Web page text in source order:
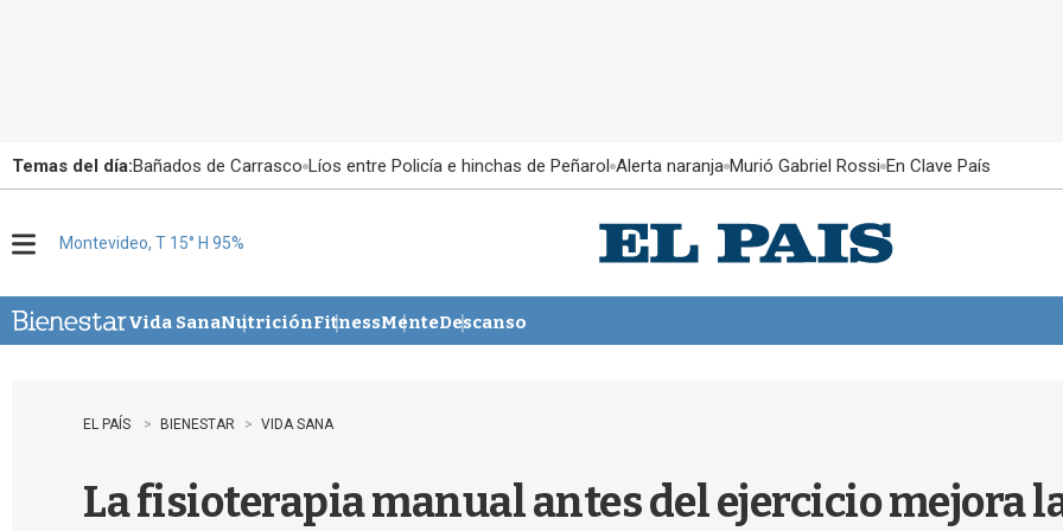
Temas del día:Bañados de Carrasco Líos entre Policía e hinchas de Peñarol Alerta naranja Murió Gabriel Rossi En Clave País
u
Montevideo, T 15° H 95%
Vida SanaNutriciónFitnessMenteDescanso
EL PAÍS BIENESTAR VIDA SANA
La fisioterapia manual antes del ejercicio mejora